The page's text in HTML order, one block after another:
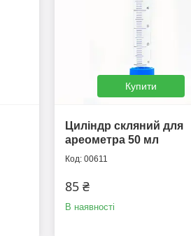
Купити
Циліндр скляний для
ареометра 50 мл
00611
85 ₴
В наявності